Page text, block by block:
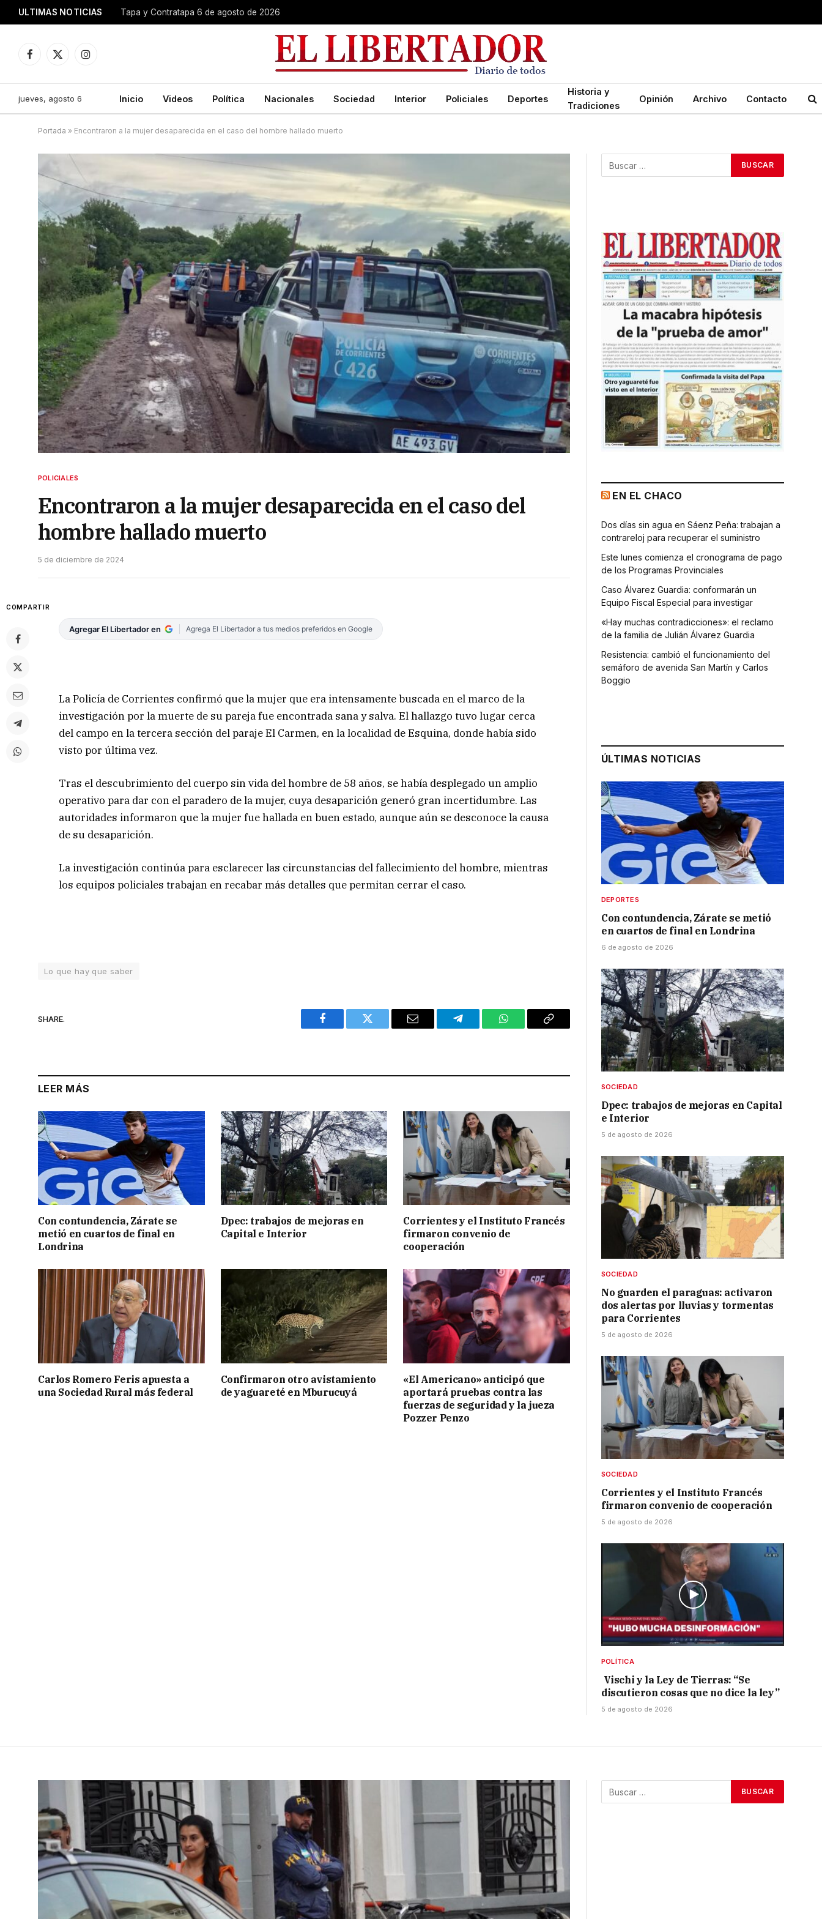
ULTIMAS NOTICIAS Tapa y Contratapa 6 de agosto de 2026
Facebook
X
Instagram
jueves, agosto 6 Inicio Videos Política Nacionales Sociedad Interior Policiales Deportes
Historia y
Tradiciones
Opinión Archivo Contacto
Portada » Encontraron a la mujer desaparecida en el caso del hombre hallado muerto
POLICIALES
Encontraron a la mujer desaparecida en el caso del
hombre hallado muerto
5 de diciembre de 2024
COMPARTIR
Agregar El Libertador en Agrega El Libertador a tus medios preferidos en Google
La Policía de Corrientes confirmó que la mujer que era intensamente buscada en el marco de la
investigación por la muerte de su pareja fue encontrada sana y salva. El hallazgo tuvo lugar cerca
del campo en la tercera sección del paraje El Carmen, en la localidad de Esquina, donde había sido
visto por última vez.
Tras el descubrimiento del cuerpo sin vida del hombre de 58 años, se había desplegado un amplio
operativo para dar con el paradero de la mujer, cuya desaparición generó gran incertidumbre. Las
autoridades informaron que la mujer fue hallada en buen estado, aunque aún se desconoce la causa
de su desaparición.
La investigación continúa para esclarecer las circunstancias del fallecimiento del hombre, mientras
los equipos policiales trabajan en recabar más detalles que permitan cerrar el caso.
Lo que hay que saber
SHARE.
Facebook Twitter Email Telegram WhatsAppCopy
LEER MÁS
Con contundencia, Zárate se
metió en cuartos de final en
Londrina
Dpec: trabajos de mejoras en
Capital e Interior
Corrientes y el Instituto Francés
firmaron convenio de
cooperación
Carlos Romero Feris apuesta a
una Sociedad Rural más federal
Confirmaron otro avistamiento
de yaguareté en Mburucuyá
«El Americano» anticipó que
aportará pruebas contra las
fuerzas de seguridad y la jueza
Pozzer Penzo
EN EL CHACO
Dos días sin agua en Sáenz Peña: trabajan a
contrareloj para recuperar el suministro
Este lunes comienza el cronograma de pago
de los Programas Provinciales
Caso Álvarez Guardia: conformarán un
Equipo Fiscal Especial para investigar
«Hay muchas contradicciones»: el reclamo
de la familia de Julián Álvarez Guardia
Resistencia: cambió el funcionamiento del
semáforo de avenida San Martín y Carlos
Boggio
ÚLTIMAS NOTICIAS
DEPORTES
Con contundencia, Zárate se metió
en cuartos de final en Londrina
6 de agosto de 2026
SOCIEDAD
Dpec: trabajos de mejoras en Capital
e Interior
5 de agosto de 2026
SOCIEDAD
No guarden el paraguas: activaron
dos alertas por lluvias y tormentas
para Corrientes
5 de agosto de 2026
SOCIEDAD
Corrientes y el Instituto Francés
firmaron convenio de cooperación
5 de agosto de 2026
POLÍTICA
Vischi y la Ley de Tierras: “Se
discutieron cosas que no dice la ley”
5 de agosto de 2026